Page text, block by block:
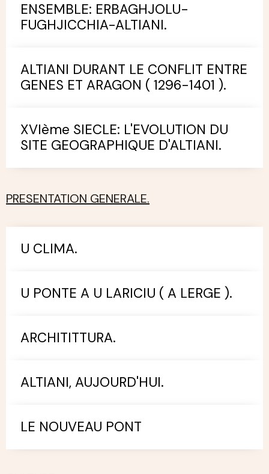
ENSEMBLE: ERBAGHJOLU-
FUGHJICCHIA-ALTIANI.
ALTIANI DURANT LE CONFLIT ENTRE
GENES ET ARAGON ( 1296-1401 ).
XVIème SIECLE: L'EVOLUTION DU
SITE GEOGRAPHIQUE D'ALTIANI.
PRESENTATION GENERALE.
U CLIMA.
U PONTE A U LARICIU ( A LERGE ).
ARCHITITTURA.
ALTIANI, AUJOURD'HUI.
LE NOUVEAU PONT